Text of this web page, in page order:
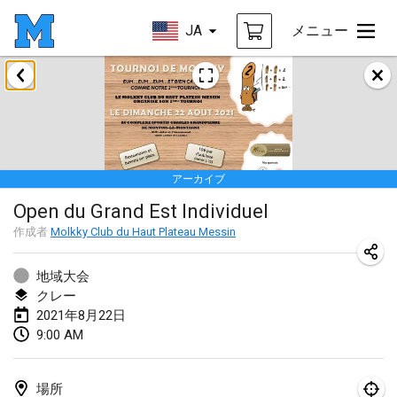
JA メニュー
アーカイブ
Open du Grand Est Individuel
作成者 Molkky Club du Haut Plateau Messin
地域大会
クレー
2021年8月22日
9:00 AM
場所
2021年2月
SM HalliMölkky - Finnish Championship
2021年2月13日|フィンランド
Tournoi d'adresse "couvre feu"
2021年2月19日| フランス
Australian Finska Championship
2021年2月20日
2021年3月
Grand Prix de la Sarthe
2021年3月6日